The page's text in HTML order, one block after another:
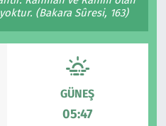
(Bakara Sûresi, 163)
GÜNEŞ
05:47